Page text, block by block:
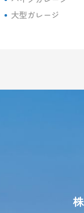
大型ガレージ